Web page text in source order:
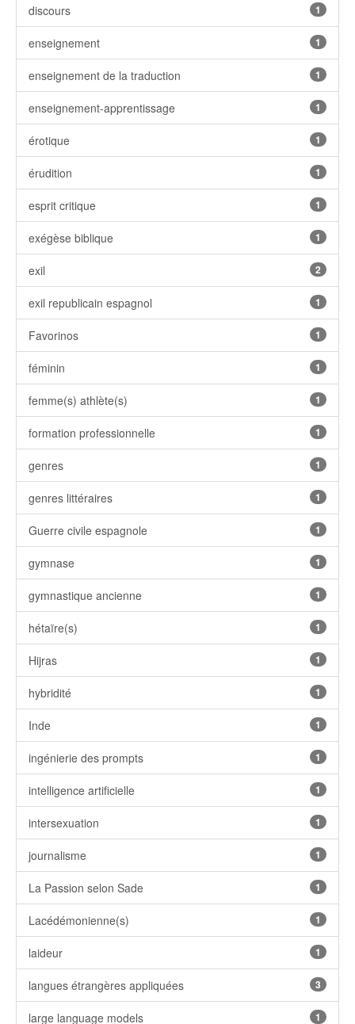
discours 1
enseignement 1
enseignement de la traduction 1
enseignement-apprentissage 1
érotique 1
érudition 1
esprit critique 1
exégèse biblique 1
exil 2
exil republicain espagnol 1
Favorinos 1
féminin 1
femme(s) athlète(s) 1
formation professionnelle 1
genres 1
genres littéraires 1
Guerre civile espagnole 1
gymnase 1
gymnastique ancienne 1
hétaïre(s) 1
Hijras 1
hybridité 1
Inde 1
ingénierie des prompts 1
intelligence artificielle 1
intersexuation 1
journalisme 1
La Passion selon Sade 1
Lacédémonienne(s) 1
laideur 1
langues étrangères appliquées 3
large language models 1